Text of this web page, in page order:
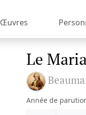
Œuvres
Le
Année de